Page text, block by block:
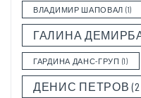
ВЛАДИМИР ШАПОВАЛ (1)
ГАЛИНА
ГАРДИНА ДАНС-ГРУП (1)
ДЕНИС ПЕТРОВ